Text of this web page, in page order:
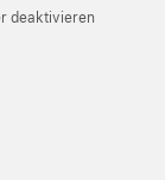
deaktivieren